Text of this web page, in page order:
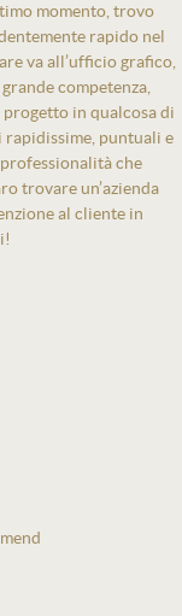
momento, trovo
rapido nel
va all’ufficio grafico,
competenza,
in qualcosa di
puntuali e
che
trovare un’azienda
al cliente in